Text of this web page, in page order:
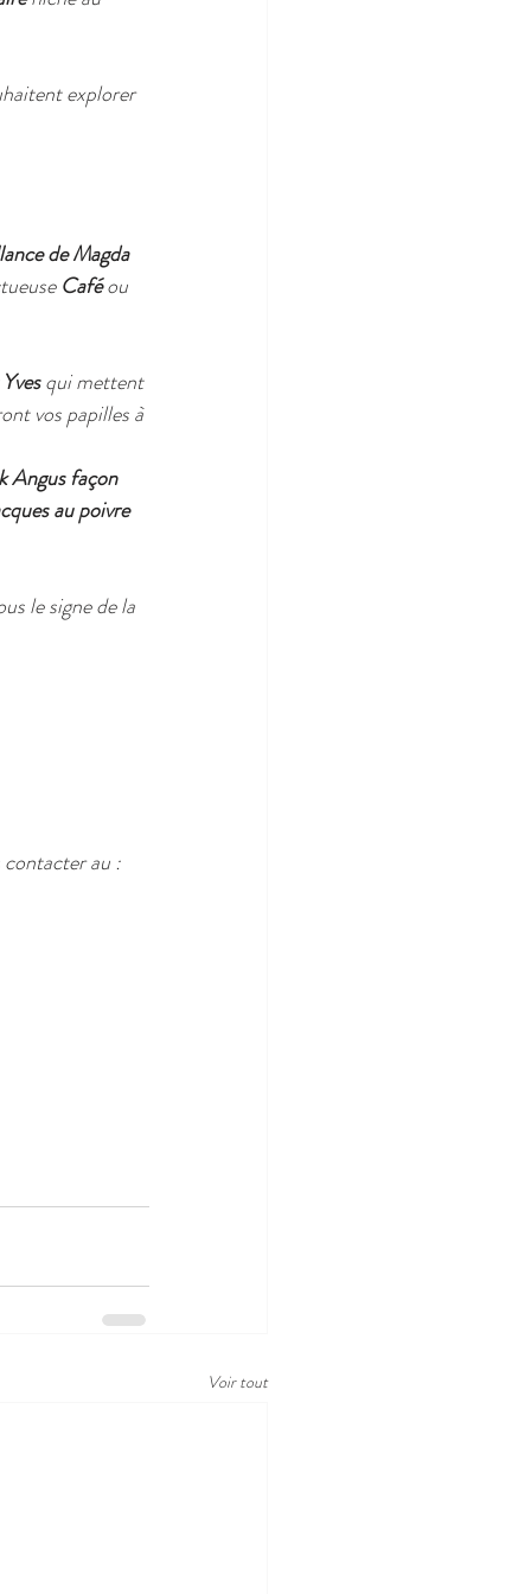
explorer
de Magda
Café ou
qui mettent
vos papilles à
Angus façon
au poivre
le signe de la
au :
Voir tout